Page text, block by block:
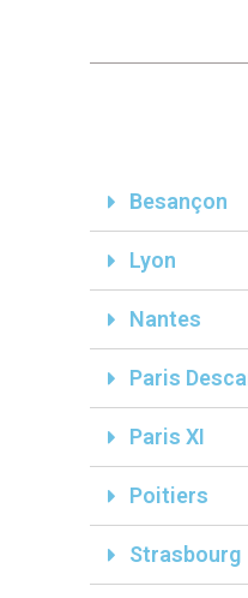
Besançon
Lyon
Nantes
Paris
Paris XI
Poitiers
Strasbourg